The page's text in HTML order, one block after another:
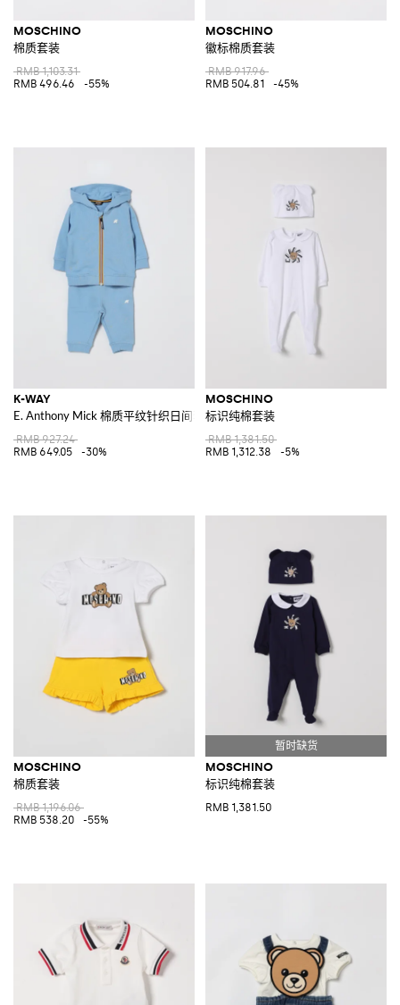
MOSCHINO
棉质套装
RMB 1,103.31
RMB 496.46
-55%
MOSCHINO
徽标棉质套装
RMB 917.96
RMB 504.81
-45%
K-WAY
E. Anthony Mick 棉质平纹针织日间套装
RMB 927.24
RMB 649.05
-30%
MOSCHINO
标识纯棉套装
RMB 1,381.50
RMB 1,312.38
-5%
MOSCHINO
棉质套装
RMB 1,196.06
RMB 538.20
-55%
MOSCHINO
标识纯棉套装
RMB 1,381.50